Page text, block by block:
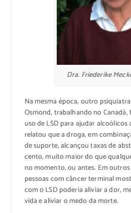
Dra. Friederike
Na mesma época, outro
Osmond, trabalhando no
uso de LSD para ajudar alcoólicos
relatou que a droga, em
de suporte, alcançou taxas de
cento, muito maior do que
no momento, ou antes. Em
pessoas com câncer terminal
com o LSD poderia aliviar a dor,
vida e aliviar o medo da morte.